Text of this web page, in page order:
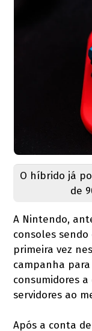
O híbrido já
de
A Nintendo,
consoles
primeira vez
campanha
consumidores
servidores ao
Após a conta